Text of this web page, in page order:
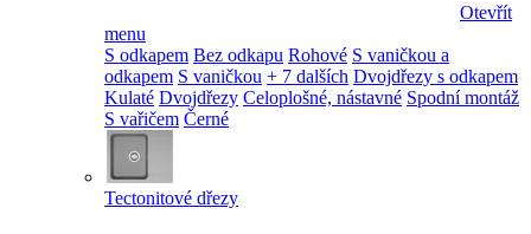
Otevřít
menu
S odkapem Bez odkapu Rohové S vaničkou a
odkapem S vaničkou + 7 dalších Dvojdřezy s odkapem
Kulaté Dvojdřezy Celoplošné, nástavné Spodní montáž
S vařičem Černé
Tectonitové dřezy